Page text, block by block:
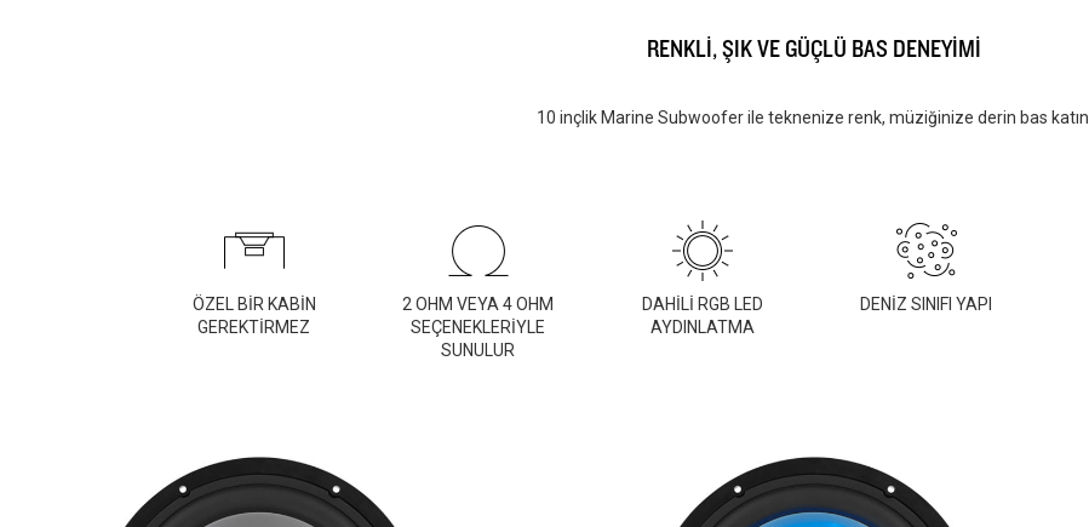
RENKLİ, ŞIK VE GÜÇLÜ BAS DENEYİMİ
10 inçlik Marine Subwoofer ile teknenize renk, müziğinize derin bas katın.
ÖZEL BİR KABİN
GEREKTİRMEZ
2 OHM VEYA 4 OHM
SEÇENEKLERİYLE
SUNULUR
DAHİLİ RGB LED
AYDINLATMA
DENİZ SINIFI YAPI